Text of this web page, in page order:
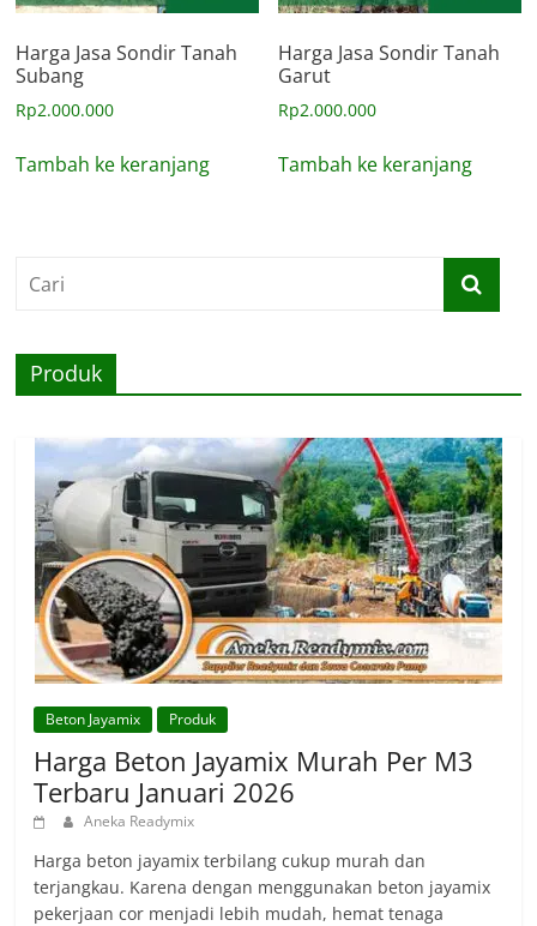
Harga Jasa Sondir Tanah
Subang
Rp2.000.000
Tambah ke keranjang
Harga Jasa Sondir Tanah
Garut
Rp2.000.000
Tambah ke keranjang
Produk
Beton Jayamix Produk
Harga Beton Jayamix Murah Per M3
Terbaru Januari 2026
Aneka Readymix
Harga beton jayamix terbilang cukup murah dan
terjangkau. Karena dengan menggunakan beton jayamix
pekerjaan cor menjadi lebih mudah, hemat tenaga